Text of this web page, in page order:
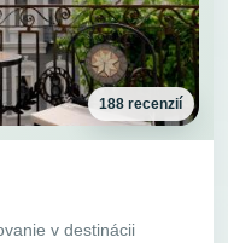
188 recenzií
v destinácii